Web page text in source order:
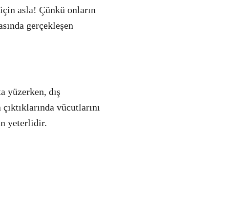
asla! Çünkü onların
gerçekleşen
yüzerken, dış
vücutlarını
yeterlidir.